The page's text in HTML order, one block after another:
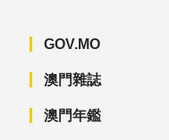
GOV.MO
澳門雜誌
澳門年鑑